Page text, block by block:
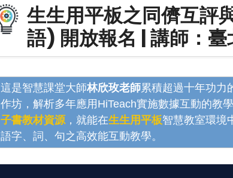
生生用平板之同儕互評
語) 開放報名 | 講師：
這是智慧課堂大師林欣玫老師累積超過十年功力
作坊，解析多年應用HiTeach實施數據互動的教
子書教材資源，就能在生生用平板智慧教室環境
語字、詞、句之高效能互動教學。